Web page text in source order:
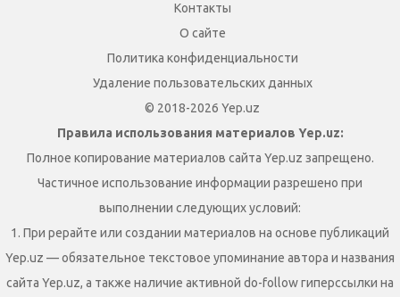
Контакты
О сайте
Политика конфиденциальности
Удаление пользовательских данных
© 2018-2026 Yep.uz
Правила использования материалов Yep.uz:
Полное копирование материалов сайта Yep.uz запрещено.
Частичное использование информации разрешено при
выполнении следующих условий:
1. При рерайте или создании материалов на основе публикаций
Yep.uz — обязательное текстовое упоминание автора и названия
сайта Yep.uz, а также наличие активной do-follow гиперссылки на